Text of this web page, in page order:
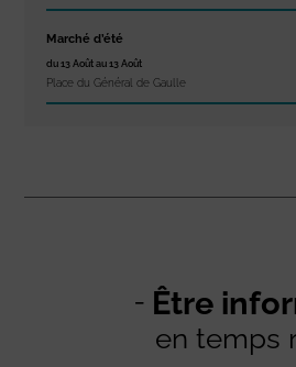
Marché d’été
du 13 Août au 13 Août
Place du Général de Gaulle
Être
en temps